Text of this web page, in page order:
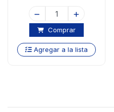
Comprar
Agregar a la lista